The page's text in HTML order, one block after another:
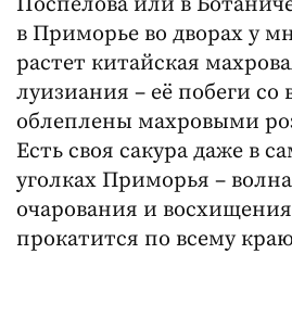
в Приморье во дворах у
растет китайская
луизиания – её побеги со
облеплены махровыми
Есть своя сакура даже в
уголках Приморья –
очарования и
прокатится по всему